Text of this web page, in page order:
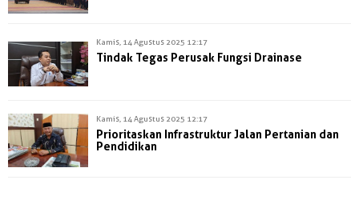
Kamis, 14 Agustus 2025 12:17
Tindak Tegas Perusak Fungsi Drainase
Kamis, 14 Agustus 2025 12:17
Prioritaskan Infrastruktur Jalan Pertanian dan
Pendidikan